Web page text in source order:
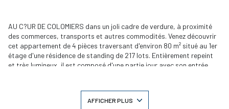
AU C?UR DE COLOMIERS dans un joli cadre de verdure, à proximité
des commerces, transports et autres commodités. Venez découvrir
cet appartement de 4 pièces traversant d'environ 80 m² situé au 1er
étage d'une résidence de standing de 217 lots. Entièrement repeint
et très lumineux, il est composé d'une partie jour avec son entrée
également sur la terrasse. La partie nuit comprend un couloir de
distribution, trois chambres avec placard, une salle de bains et des
AFFICHER PLUS